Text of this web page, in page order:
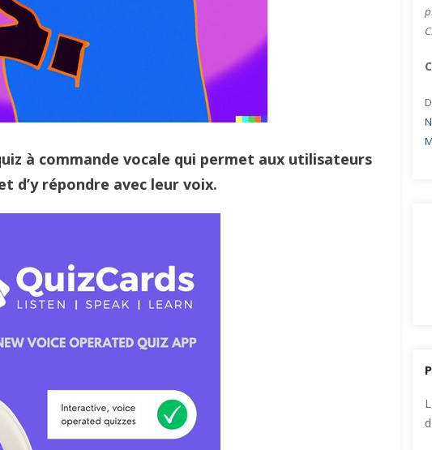
à commande vocale qui permet aux utilisateurs
d’y répondre avec leur voix.